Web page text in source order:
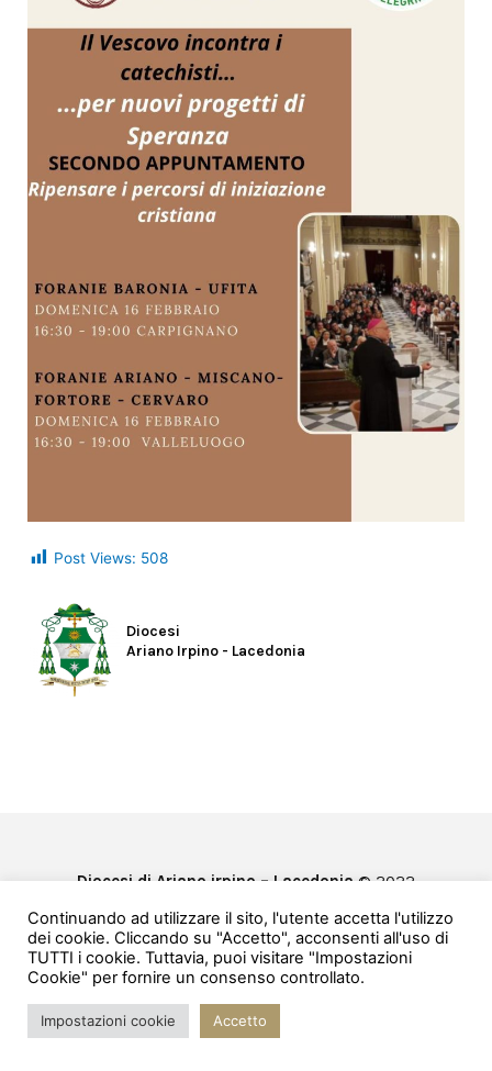
Post Views: 508
Diocesi
Ariano Irpino - Lacedonia
Diocesi di Ariano irpino – Lacedonia © 2022
Privacy & Cookie Policy
Powered bye-Direct
Continuando ad utilizzare il sito, l'utente accetta l'utilizzo
dei cookie. Cliccando su "Accetto", acconsenti all'uso di
TUTTI i cookie. Tuttavia, puoi visitare "Impostazioni
Cookie" per fornire un consenso controllato.
Impostazioni cookie Accetto